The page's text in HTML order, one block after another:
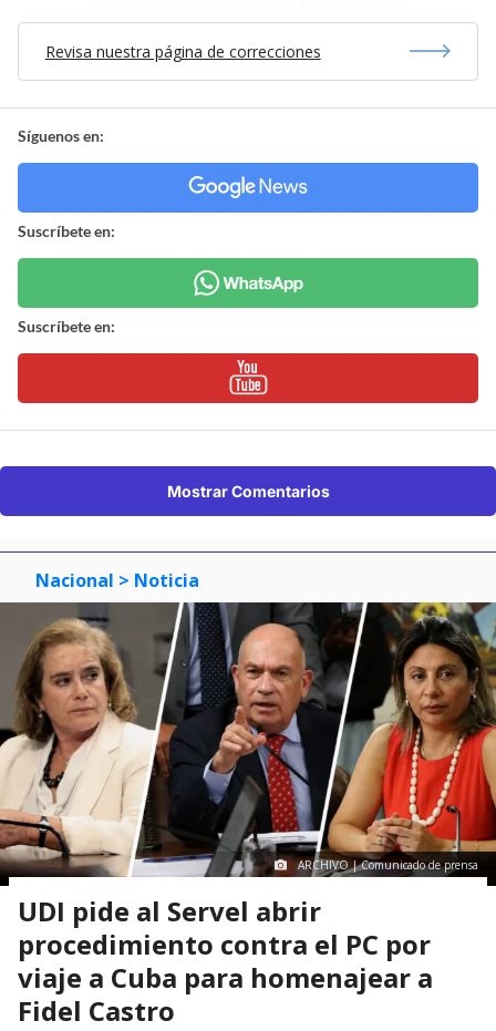
Revisa nuestra página de correcciones
Síguenos en:
Suscríbete en:
Suscríbete en:
Mostrar Comentarios
Nacional > Noticia
ARCHIVO | Comunicado de prensa
UDI pide al Servel abrir
procedimiento contra el PC por
viaje a Cuba para homenajear a
Fidel Castro